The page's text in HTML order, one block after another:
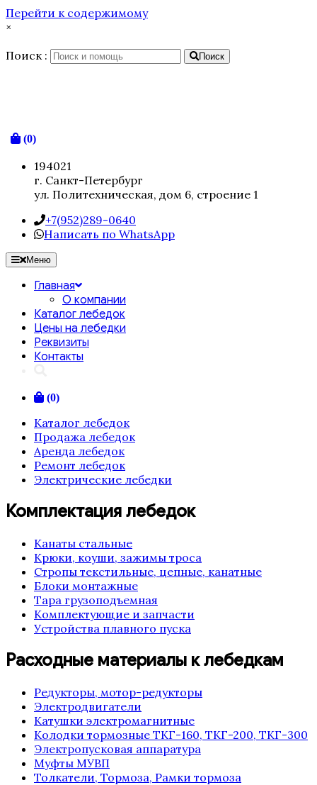
Перейти к содержимому
×
Поиск :
Поиск
(0)
194021
г. Санкт-Петербург
ул. Политехническая, дом 6, строение 1
+7(952)289-0640
Написать по WhatsApp
Меню
Главная
О компании
Каталог лебедок
Цены на лебедки
Реквизиты
Контакты
(0)
Каталог лебедок
Продажа лебедок
Аренда лебедок
Ремонт лебедок
Электрические лебедки
Комплектация лебедок
Канаты стальные
Крюки, коуши, зажимы троса
Стропы текстильные, цепные, канатные
Блоки монтажные
Тара грузоподъемная
Комплектующие и запчасти
Устройства плавного пуска
Расходные материалы к лебедкам
Редукторы, мотор-редукторы
Электродвигатели
Катушки электромагнитные
Колодки тормозные ТКГ-160, ТКГ-200, ТКГ-300
Электропусковая аппаратура
Муфты МУВП
Толкатели, Тормоза, Рамки тормоза